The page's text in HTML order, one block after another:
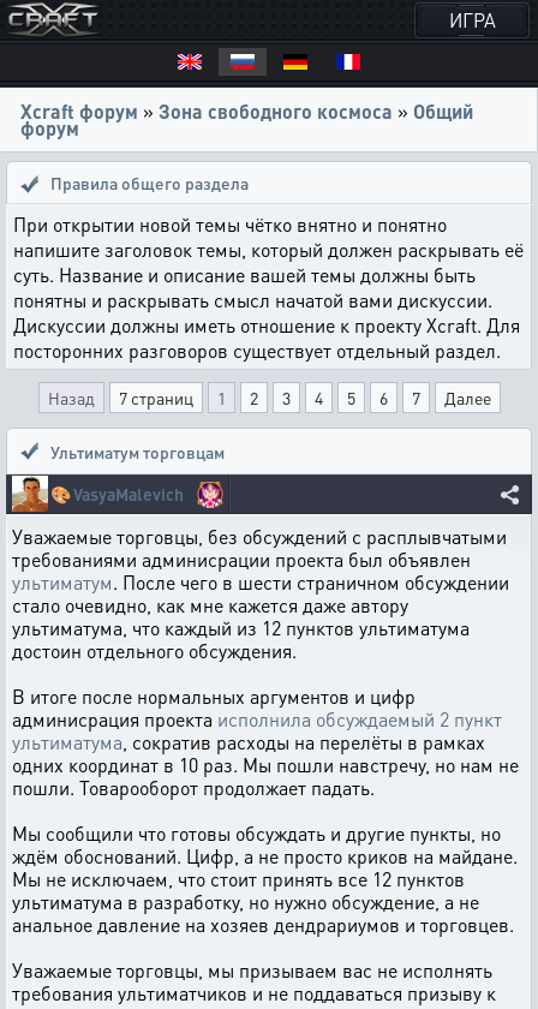
ИГРА
Xcraft форум » Зона свободного космоса » Общий
форум
Правила общего раздела
При открытии новой темы чётко внятно и понятно
напишите заголовок темы, который должен раскрывать её
суть. Название и описание вашей темы должны быть
понятны и раскрывать смысл начатой вами дискуссии.
Дискуссии должны иметь отношение к проекту Xcraft. Для
посторонних разговоров существует отдельный раздел.
Назад 7 страниц 1 2 3 4 5 6 7 Далее
Ультиматум торговцам
🎨VasyaMalevich
Уважаемые торговцы, без обсуждений с расплывчатыми
требованиями админисрации проекта был объявлен
ультиматум. После чего в шести страничном обсуждении
стало очевидно, как мне кажется даже автору
ультиматума, что каждый из 12 пунктов ультиматума
достоин отдельного обсуждения.
В итоге после нормальных аргументов и цифр
админисрация проекта исполнила обсуждаемый 2 пункт
ультиматума , сократив расходы на перелёты в рамках
одних координат в 10 раз. Мы пошли навстречу, но нам не
пошли. Товарооборот продолжает падать.
Мы сообщили что готовы обсуждать и другие пункты, но
ждём обоснований. Цифр, а не просто криков на майдане.
Мы не исключаем, что стоит принять все 12 пунктов
ультиматума в разработку, но нужно обсуждение, а не
анальное давление на хозяев дендрариумов и торговцев.
Уважаемые торговцы, мы призываем вас не исполнять
требования ультиматчиков и не поддаваться призыву к